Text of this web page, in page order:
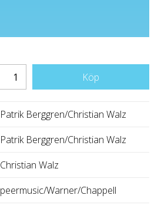
Köp
Patrik Berggren/Christian Walz
Patrik Berggren/Christian Walz
Christian Walz
peermusic/Warner/Chappell